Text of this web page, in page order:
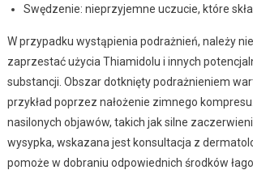
Swędzenie: nieprzyjemne uczucie, które
W przypadku wystąpienia podrażnień, należy
zaprzestać użycia Thiamidolu i innych
substancji. Obszar dotknięty podrażnieniem
przykład poprzez nałożenie zimnego
nasilonych objawów, takich jak silne
wysypka, wskazana jest konsultacja z
pomoże w dobraniu odpowiednich środków